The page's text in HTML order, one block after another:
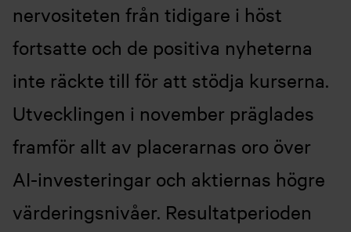
nervositeten från tidigare i höst
fortsatte och de positiva nyheterna
inte räckte till för att stödja kurserna.
Utvecklingen i november präglades
framför allt av placerarnas oro över
AI-investeringar och aktiernas högre
värderingsnivåer. Resultatperioden